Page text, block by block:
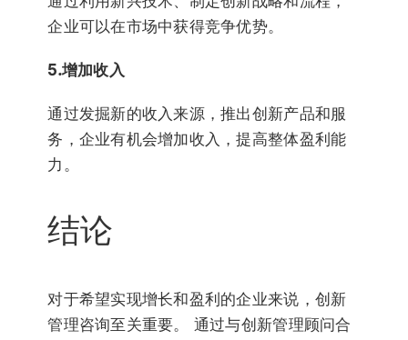
企业可以在市场中获得竞争优势。
5.增加收入
通过发掘新的收入来源，推出创新产品和服
务，企业有机会增加收入，提高整体盈利能
力。
结论
对于希望实现增长和盈利的企业来说，创新
管理咨询至关重要。 通过与创新管理顾问合